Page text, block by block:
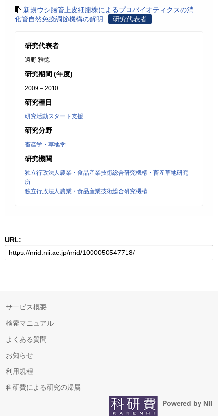
新規ウシ腸管上皮細胞株によるプロバイオティクスの消
化管自然免疫調節機構の解明
研究代表者
研究代表者
遠野 雅徳
研究期間 (年度)
2009 – 2010
研究種目
研究活動スタート支援
研究分野
畜産学・草地学
研究機関
独立行政法人農業・食品産業技術総合研究機構・畜産草地研究
所
独立行政法人農業・食品産業技術総合研究機構
URL:
サービス概要
検索マニュアル
よくある質問
お知らせ
利用規程
科研費による研究の帰属
Powered by NII